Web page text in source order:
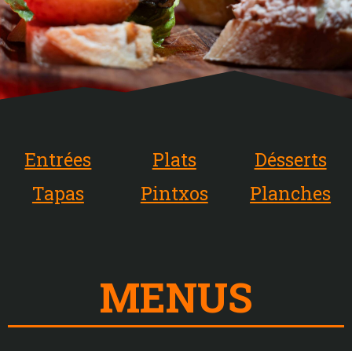
Entrées Plats
Désserts
Tapas
Pintxos Planches
MENUS